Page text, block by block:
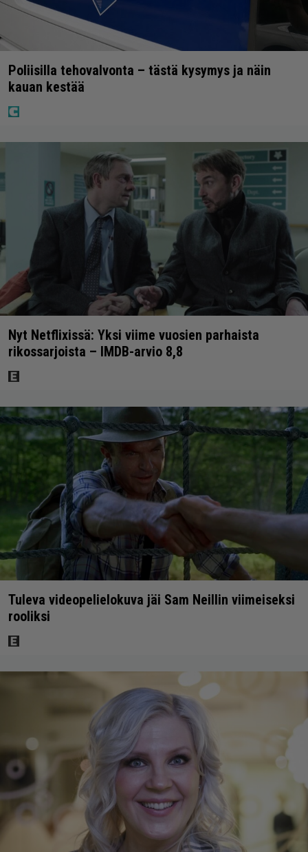
Poliisilla tehovalvonta – tästä kysymys ja näin
kauan kestää
Nyt Netflixissä: Yksi viime vuosien parhaista
rikossarjoista – IMDB-arvio 8,8
Tuleva videopelielokuva jäi Sam Neillin viimeiseksi
rooliksi